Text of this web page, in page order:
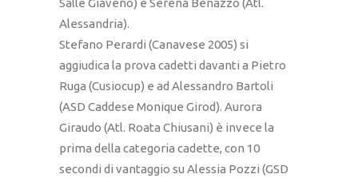
Salle Giaveno) e Serena Benazzo (Atl.
Alessandria).
Stefano Perardi (Canavese 2005) si
aggiudica la prova cadetti davanti a Pietro
Ruga (Cusiocup) e ad Alessandro Bartoli
(ASD Caddese Monique Girod). Aurora
Giraudo (Atl. Roata Chiusani) è invece la
prima della categoria cadette, con 10
secondi di vantaggio su Alessia Pozzi (GSD